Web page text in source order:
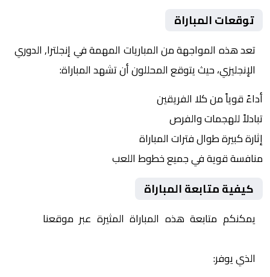
توقعات المباراة
تعد هذه المواجهة من المباريات المهمة في إنجلترا, الدوري
الإنجليزي، حيث يتوقع المحللون أن تشهد المباراة:
أداءً قوياً من كلا الفريقين
تبادلاً للهجمات والفرص
إثارة كبيرة طوال فترات المباراة
منافسة قوية في جميع خطوط اللعب
كيفية متابعة المباراة
يمكنكم متابعة هذه المباراة المثيرة عبر موقعنا
الذي يوفر: